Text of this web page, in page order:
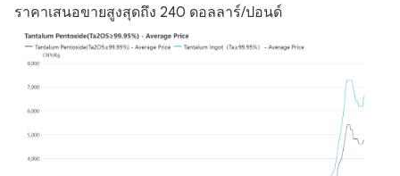
ราคาเสนอขายสูงสุดถึง 240 ดอลลาร์/ปอนด์